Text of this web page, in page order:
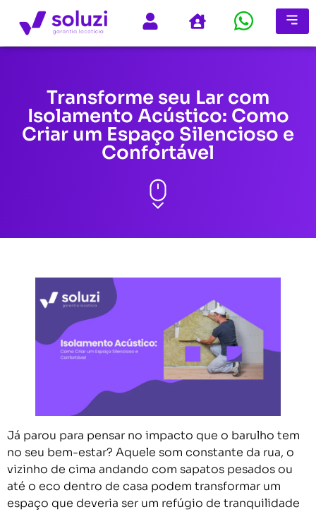
Transforme seu Lar com
Isolamento Acústico: Como
Criar um Espaço Silencioso e
Confortável
Já parou para pensar no impacto que o barulho tem
no seu bem-estar? Aquele som constante da rua, o
vizinho de cima andando com sapatos pesados ou
até o eco dentro de casa podem transformar um
espaço que deveria ser um refúgio de tranquilidade